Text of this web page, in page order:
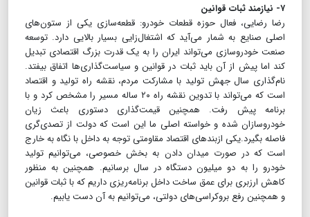
۷- نیازمند ثبات قوانین
رضا رضایی، فعال حوزه قطعات خودرو: قطعه‌سازی یکی از ستون‌های
اصلی صنایع به شمار می‌آید که اشتغال‌زایی بسیار بالایی دارد. توسعه
صنعت خودروسازی می‌تواند ایران را به یک قدرت بزرگ اقتصادی تبدیل
کند اما پیش از آن باید ثبات در قوانین و سیاست‌گذاری‌ها اتفاق بیفتد.
نام‌گذاری سال جهش تولید با مشارکت مردم، نقشه راه تولید و اقتصاد
است که می‌تواند با تدوین نقشه راه ۲۰ ساله مسیر را مشخص کرد و با
برنامه پیش رفت. همچنین قیمت‌گذاری دستوری باعث زیان
خودروسازان شده و خواسته اصلی ما این است که دولت از تصدی‌گری
فاصله بگیرد.یکی ازبندهای اقتصاد مقاومتی توجه به داخل با نگاه به خارج
است که در صورت میدان دادن به بخش خصوصی، می‌توانیم تولید
خودرو را به دو میلیون دستگاه در سال برسانیم. همچنین به منظور
کاهش ارزبری برای عمق ساخت داخل برنامه‌ریزی داریم که با ثبات قوانین
و همچنین رفع بروکراسی‌های دولتی، می‌توانیم به آن دست یابیم.